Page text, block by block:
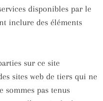
disponibles par le
inclure des éléments
sur ce site
sites web de tiers qui ne
sommes pas tenus